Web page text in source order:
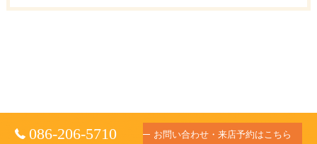
086-206-5710 お問い合わせ・来店予約はこちら